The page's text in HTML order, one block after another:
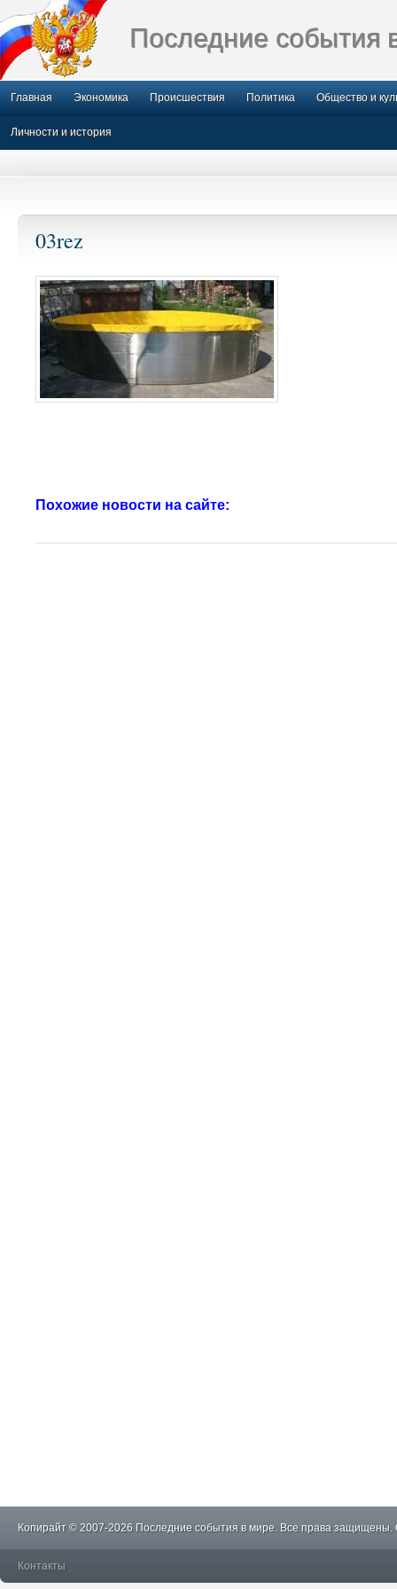
Последние события
Главная Экономика Происшествия Политика Общество и
Личности и история
03rez
Похожие новости на сайте:
Копирайт © 2007-2026 Последние события в мире. Все права защищены.
Контакты